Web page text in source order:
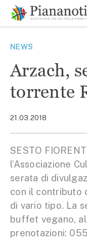
contenuto
NEWS
Arzach,
torrente
21.03.2018
SESTO
l’Associazione
serata di
con il contributo
di vario tipo. La
buffet vegano,
prenotazioni: